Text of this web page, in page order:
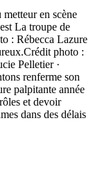
en scène
La troupe de
: Rébecca Lazure
photo :
Pelletier ·
renferme son
palpitante année
et devoir
dans des délais